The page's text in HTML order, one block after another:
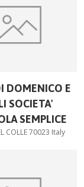
DOMENICO E
SOCIETA'
SEMPLICE
COLLE 70023 Italy